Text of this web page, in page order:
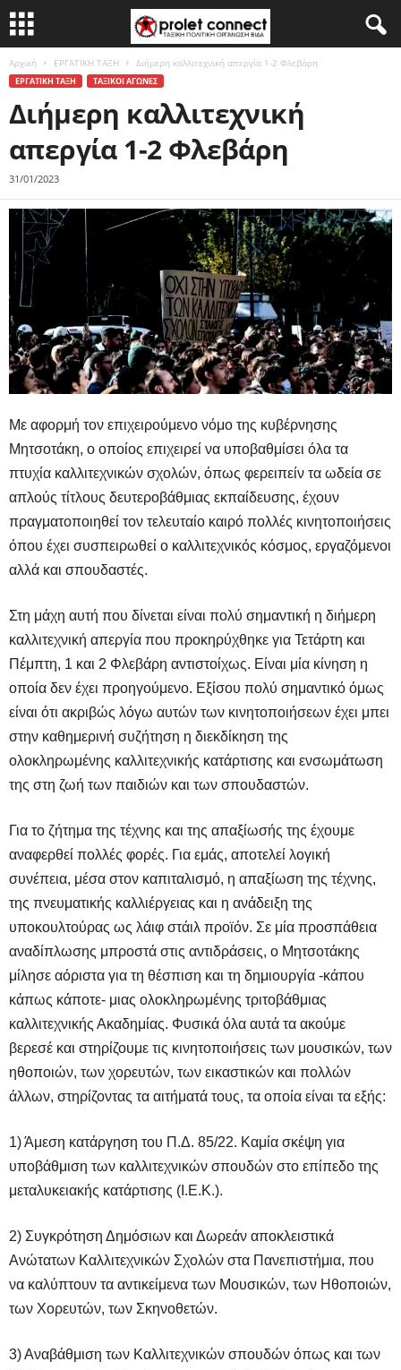
Αρχική ΕΡΓΑΤΙΚΗ ΤΑΞΗ Διήμερη καλλιτεχνική απεργία 1-2 Φλεβάρη
ΕΡΓΑΤΙΚΗ ΤΑΞΗ ΤΑΞΙΚΟΙ ΑΓΩΝΕΣ
Διήμερη καλλιτεχνική
απεργία 1-2 Φλεβάρη
31/01/2023
Με αφορμή τον επιχειρούμενο νόμο της κυβέρνησης
Μητσοτάκη, ο οποίος επιχειρεί να υποβαθμίσει όλα τα
πτυχία καλλιτεχνικών σχολών, όπως φερειπείν τα ωδεία σε
απλούς τίτλους δευτεροβάθμιας εκπαίδευσης, έχουν
πραγματοποιηθεί τον τελευταίο καιρό πολλές κινητοποιήσεις
όπου έχει συσπειρωθεί ο καλλιτεχνικός κόσμος, εργαζόμενοι
αλλά και σπουδαστές.
Στη μάχη αυτή που δίνεται είναι πολύ σημαντική η διήμερη
καλλιτεχνική απεργία που προκηρύχθηκε για Τετάρτη και
Πέμπτη, 1 και 2 Φλεβάρη αντιστοίχως. Είναι μία κίνηση η
οποία δεν έχει προηγούμενο. Εξίσου πολύ σημαντικό όμως
είναι ότι ακριβώς λόγω αυτών των κινητοποιήσεων έχει μπει
στην καθημερινή συζήτηση η διεκδίκηση της
ολοκληρωμένης καλλιτεχνικής κατάρτισης και ενσωμάτωση
της στη ζωή των παιδιών και των σπουδαστών.
Για το ζήτημα της τέχνης και της απαξίωσής της έχουμε
αναφερθεί πολλές φορές. Για εμάς, αποτελεί λογική
συνέπεια, μέσα στον καπιταλισμό, η απαξίωση της τέχνης,
της πνευματικής καλλιέργειας και η ανάδειξη της
υποκουλτούρας ως λάιφ στάιλ προϊόν. Σε μία προσπάθεια
αναδίπλωσης μπροστά στις αντιδράσεις, ο Μητσοτάκης
μίλησε αόριστα για τη θέσπιση και τη δημιουργία -κάπου
κάπως κάποτε- μιας ολοκληρωμένης τριτοβάθμιας
καλλιτεχνικής Ακαδημίας. Φυσικά όλα αυτά τα ακούμε
βερεσέ και στηρίζουμε τις κινητοποιήσεις των μουσικών, των
ηθοποιών, των χορευτών, των εικαστικών και πολλών
άλλων, στηρίζοντας τα αιτήματά τους, τα οποία είναι τα εξής:
1) Άμεση κατάργηση του Π.Δ. 85/22. Καμία σκέψη για
υποβάθμιση των καλλιτεχνικών σπουδών στο επίπεδο της
μεταλυκειακής κατάρτισης (Ι.Ε.Κ.).
2) Συγκρότηση Δημόσιων και Δωρεάν αποκλειστικά
Ανώτατων Καλλιτεχνικών Σχολών στα Πανεπιστήμια, που
να καλύπτουν τα αντικείμενα των Μουσικών, των Ηθοποιών,
των Χορευτών, των Σκηνοθετών.
3) Αναβάθμιση των Καλλιτεχνικών σπουδών όπως και των